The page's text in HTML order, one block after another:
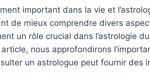
important dans la vie et
de mieux comprendre divers
un rôle crucial dans l’astrologie
nous approfondirons
un astrologue peut fournir des